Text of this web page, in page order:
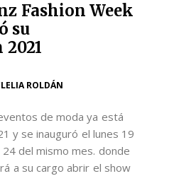
Fashion Week
su
ROLDÁN
de moda ya está
y se inauguró el lunes 19
del mismo mes. donde
a su cargo abrir el show